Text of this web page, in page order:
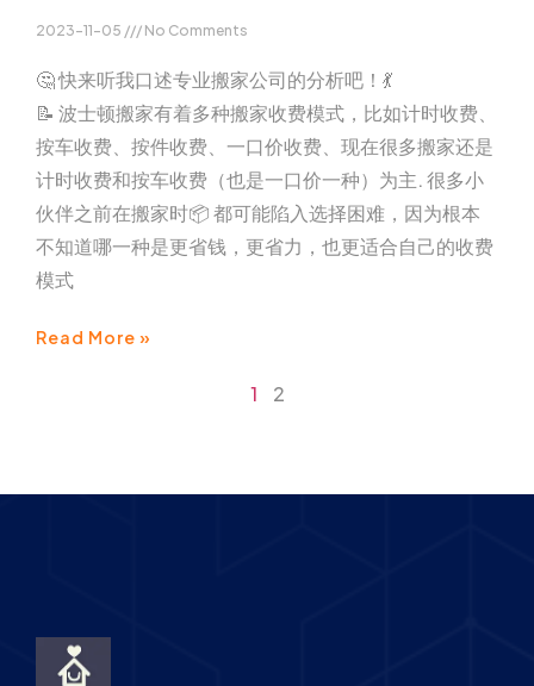
2023-11-05 No Comments
🤔 快来听我口述专业搬家公司的分析吧！💃
📝 波士顿搬家有着多种搬家收费模式，比如计时收费、
按车收费、按件收费、一口价收费、现在很多搬家还是
计时收费和按车收费（也是一口价一种）为主. 很多小
伙伴之前在搬家时📦 都可能陷入选择困难，因为根本
不知道哪一种是更省钱，更省力，也更适合自己的收费
模式
Read More »
1 2